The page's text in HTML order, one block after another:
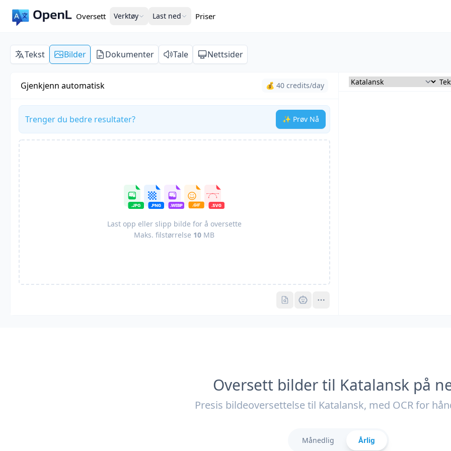
Oversett Verktøy Last ned Priser
Tekst Bilder Dokumenter Tale Nettsider
Gjenkjenn automatisk 💰 40 credits/day
Trenger du bedre resultater? ✨ Prøv Nå
Last opp eller slipp bilde for å oversette
Maks. filstørrelse 10 MB
Pro
Oversett bilder til Katalansk på
Presis bildeoversettelse til Katalansk, med OCR for
Månedlig Årlig